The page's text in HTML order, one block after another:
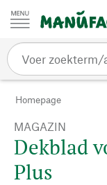
Passer au contenu
Homepage
MAGAZIN
Dekblad
Plus